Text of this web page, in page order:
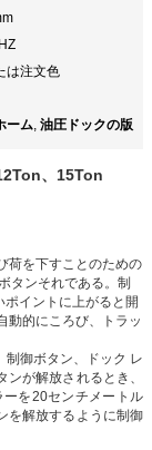
は注文色
ーム, 油圧ドックの版
、15Ton
荷を下すことのための
タンそれである。制
イントに上がると開
動的にころび、トラッ
御ボタン、ドック レ
が解放されるとき、
を20センチメートル
を解放するように制御